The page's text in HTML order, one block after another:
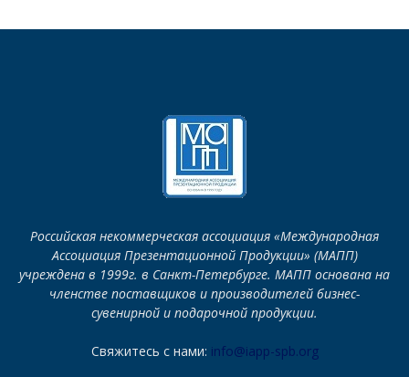
Российская некоммерческая ассоциация «Международная
Ассоциация Презентационной Продукции» (МАПП)
учреждена в 1999г. в Санкт-Петербурге. МАПП основана на
членстве поставщиков и производителей бизнес-
сувенирной и подарочной продукции.
Свяжитесь с нами: info@iapp-spb.org